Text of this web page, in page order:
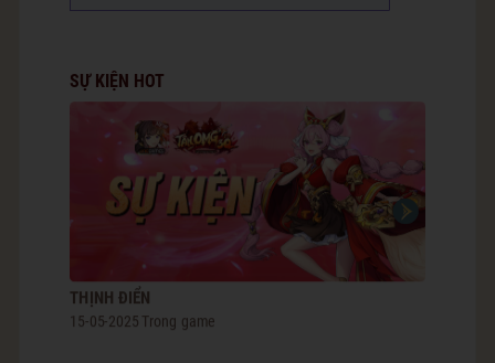
SỰ KIỆN HOT
THỊNH ĐIỂN
15-05-2025 Trong game